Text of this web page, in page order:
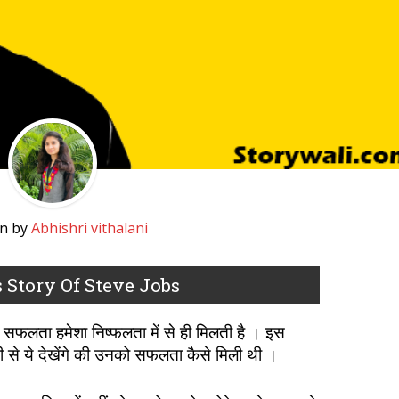
byAbhishri vithalani
Story Of Steve Jobs
हमेशा निष्फलता में से ही मिलती है । इस
से ये देखेंगे की उनको सफलता कैसे मिली थी ।